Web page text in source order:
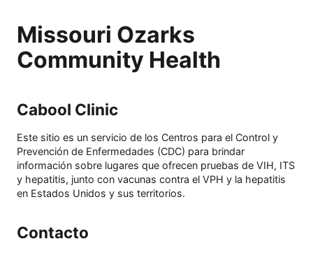
Missouri Ozarks
Community Health
Cabool Clinic
Este sitio es un servicio de los Centros para el Control y
Prevención de Enfermedades (CDC) para brindar
información sobre lugares que ofrecen pruebas de VIH, ITS
y hepatitis, junto con vacunas contra el VPH y la hepatitis
en Estados Unidos y sus territorios.
Contacto